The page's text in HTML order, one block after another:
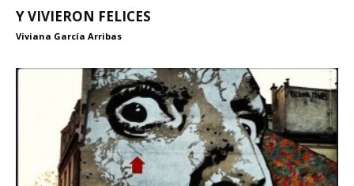
Y VIVIERON FELICES
Viviana García Arribas